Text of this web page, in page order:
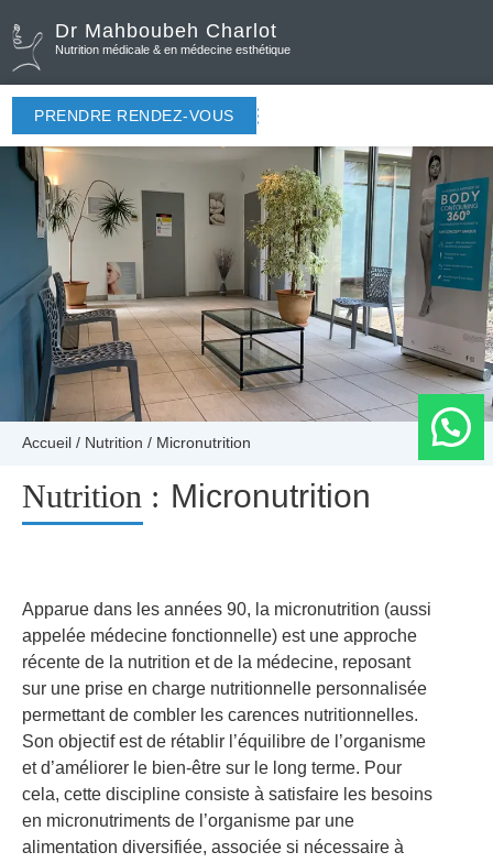
Dr Mahboubeh Charlot
Nutrition médicale & en médecine esthétique
PRENDRE RENDEZ-VOUS
Accueil / Nutrition / Micronutrition
Nutrition : Micronutrition
Apparue dans les années 90, la micronutrition (aussi
appelée médecine fonctionnelle) est une approche
récente de la nutrition et de la médecine, reposant
sur une prise en charge nutritionnelle personnalisée
permettant de combler les carences nutritionnelles.
Son objectif est de rétablir l’équilibre de l’organisme
et d’améliorer le bien-être sur le long terme. Pour
cela, cette discipline consiste à satisfaire les besoins
en micronutriments de l’organisme par une
alimentation diversifiée, associée si nécessaire à